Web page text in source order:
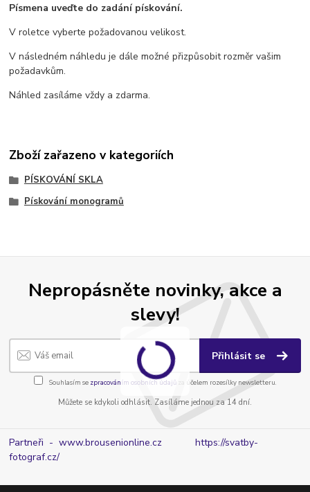
Písmena uveďte do zadání pískování.
V roletce vyberte požadovanou velikost.
V následném náhledu je dále možné přizpůsobit rozměr vašim
požadavkům.
Náhled zasíláme vždy a zdarma.
Zboží zařazeno v kategoriích
PÍSKOVÁNÍ SKLA
Pískování monogramů
Nepropásněte novinky, akce a
slevy!
Přihlásit se
Souhlasím se zpracováním osobních údajůza účelem rozesílky newsletteru.
Můžete se kdykoli odhlásit. Zasíláme jednou za 14 dní.
Partneři - www.brousenionline.czhttps://svatby-
fotograf.cz/